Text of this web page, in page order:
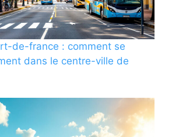
de-france : comment se
dans le centre-ville de